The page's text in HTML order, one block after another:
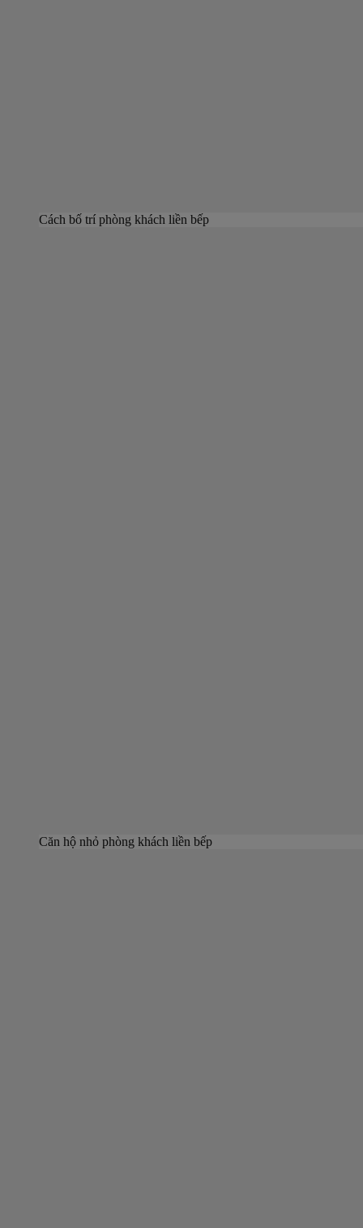
Cách bố trí phòng khách liền bếp
Căn hộ nhỏ phòng khách liền bếp